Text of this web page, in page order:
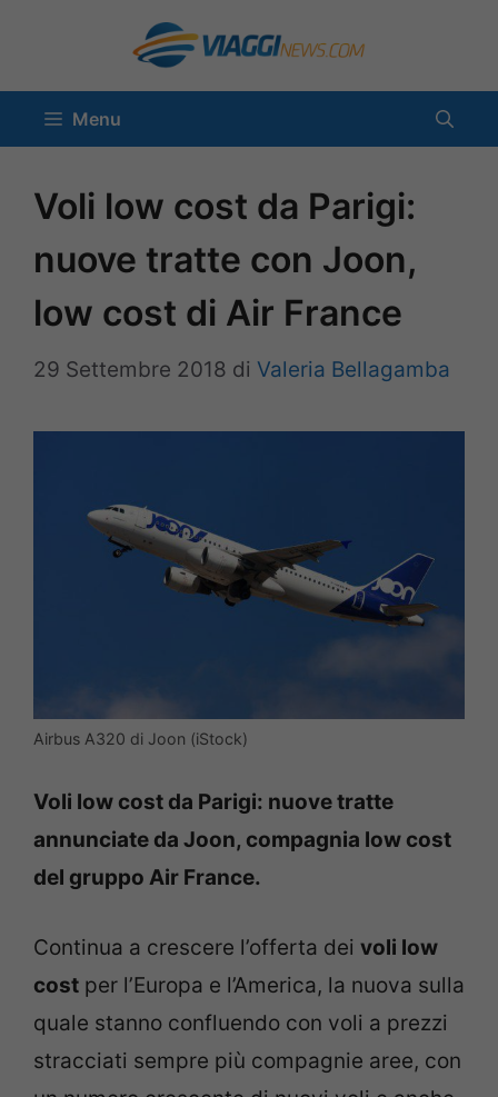
contenuto
Menu
Voli low cost da Parigi:
nuove tratte con Joon,
low cost di Air France
29 Settembre 2018 di Valeria Bellagamba
Airbus A320 di Joon (iStock)
Voli low cost da Parigi: nuove tratte
annunciate da Joon, compagnia low cost
del gruppo Air France.
Continua a crescere l’offerta dei voli low
cost per l’Europa e l’America, la nuova sulla
quale stanno confluendo con voli a prezzi
stracciati sempre più compagnie aree, con